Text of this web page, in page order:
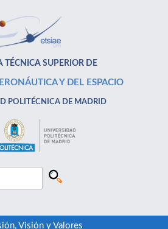
TÉCNICA SUPERIOR DE
Y DEL ESPACIO
POLITÉCNICA DE MADRID
Visión y Valores